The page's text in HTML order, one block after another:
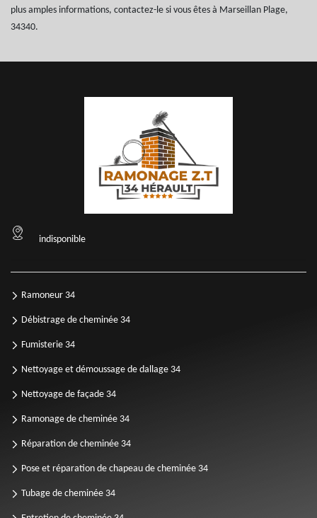
plus amples informations, contactez-le si vous êtes à Marseillan Plage,
34340.
indisponible
Ramoneur 34
Débistrage de cheminée 34
Fumisterie 34
Nettoyage et démoussage de dallage 34
Nettoyage de façade 34
Ramonage de cheminée 34
Réparation de cheminée 34
Pose et réparation de chapeau de cheminée 34
Tubage de cheminée 34